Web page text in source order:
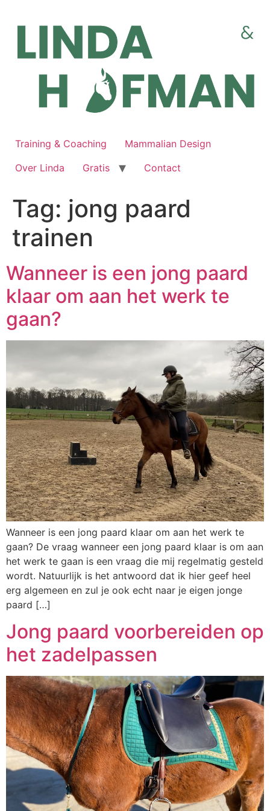
inhoud
Training & Coaching
Mammalian Design
Over Linda
Gratis Contact
Tag: jong paard
trainen
Wanneer is een jong paard
klaar om aan het werk te
gaan?
Wanneer is een jong paard klaar om aan het werk te
gaan? De vraag wanneer een jong paard klaar is om aan
het werk te gaan is een vraag die mij regelmatig gesteld
wordt. Natuurlijk is het antwoord dat ik hier geef heel
erg algemeen en zul je ook echt naar je eigen jonge
paard […]
Jong paard voorbereiden op
het zadelpassen